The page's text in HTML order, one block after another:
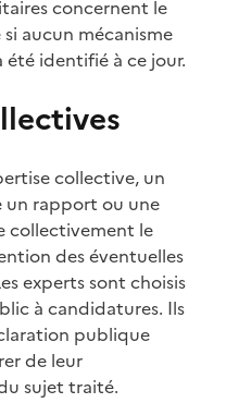
concernent le
aucun mécanisme
identifié à ce jour.
collective, un
un rapport ou une
collectivement le
des éventuelles
experts sont choisis
à candidatures. Ils
publique
de leur
sujet traité.